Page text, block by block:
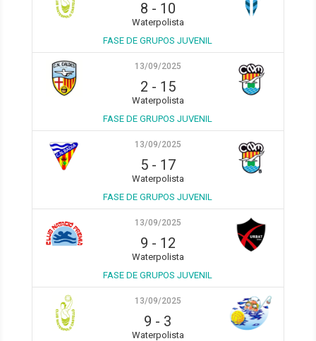
8 - 10
Waterpolista
FASE DE GRUPOS JUVENIL
13/09/2025
2 - 15
Waterpolista
FASE DE GRUPOS JUVENIL
13/09/2025
5- 17
Waterpolista
FASE DE GRUPOS JUVENIL
13/09/2025
9 - 12
Waterpolista
FASE DE GRUPOS JUVENIL
13/09/2025
9 - 3
Waterpolista